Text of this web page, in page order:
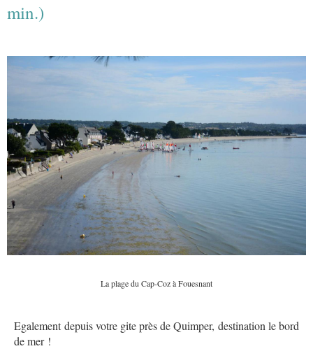
min.)
La plage du Cap-Coz à Fouesnant
Egalement depuis votre gite près de Quimper, destination le bord
de mer!